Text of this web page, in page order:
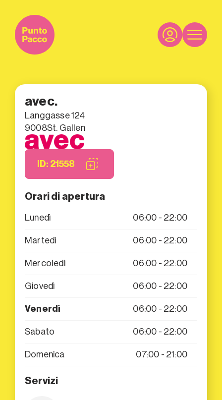
avec.
Langgasse 124
9008St. Gallen
ID: 21558
Orari di apertura
Lunedì 06:00 - 22:00
Martedì 06:00 - 22:00
Mercoledì 06:00 - 22:00
Giovedì 06:00 - 22:00
Venerdì 06:00 - 22:00
Sabato 06:00 - 22:00
Domenica 07:00 - 21:00
Servizi